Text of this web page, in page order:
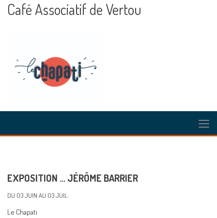
Café Associatif de Vertou
EXPOSITION ... JÉRÔME BARRIER
DU 03 JUIN AU 03 JUIL.
Le Chapati